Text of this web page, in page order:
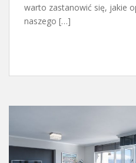
warto zastanowić się, jakie
naszego […]